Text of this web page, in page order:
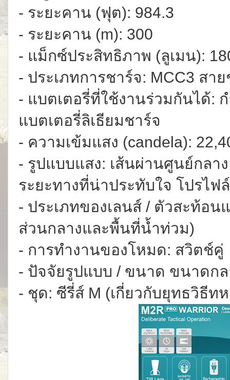
- ระยะคาน (ฟุต): 984.3
- ระยะคาน (m): 300
- แม็กซ์ประสิทธิภาพ (ลูเมน):
- ประเภทการชาร์จ: MCC3 สา
- แบตเตอรี่ที่ใช้งานร่วมกันได้:
แบตเตอรี่ลิเธียมชาร์จ
- ความเข้มแสง (candela):
- รูปแบบแสง: เส้นผ่านศูนย์กล
ระยะทางที่น่าประทับใจ โปรไ
- ประเภทของเลนส์ / ตัวสะท้อ
ส่วนกลางและพื้นที่น้ำท่วม)
- การทำงานของโหมด: สวิตช์คู่
- ปัจจัยรูปแบบ / ขนาด ขนาดกล
- ชุด: ซีรี่ส์ M (เกี่ยวกับยุทธวิธีท